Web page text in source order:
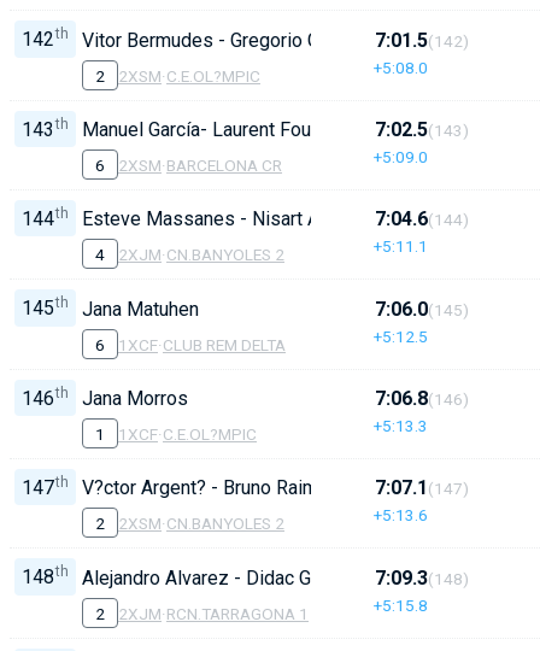
142th Vitor Bermudes - Gregorio Garc?a
2 2XSM·C.E.OL?MPIC
7:01.5
+5:08.0
(142)
143 th Manuel García- Laurent Foucalt
6 2XSM·BARCELONA CR
7:02.5
+5:09.0
(143)
144th Esteve Massanes - Nisart Arbib
4 2XJM·CN.BANYOLES 2
7:04.6
+5:11.1
(144)
145th Jana Matuhen
6 1XCF·CLUB REM DELTA
7:06.0
+5:12.5
(145)
146th Jana Morros
1 1XCF·C.E.OL?MPIC
7:06.8
+5:13.3
(146)
147th V?ctor Argent? - Bruno Raimundo
2 2XSM·CN.BANYOLES 2
7:07.1
+5:13.6
(147)
148th Alejandro Alvarez - Didac Garreta
2 2XJM·RCN.TARRAGONA 1
7:09.3
+5:15.8
(148)